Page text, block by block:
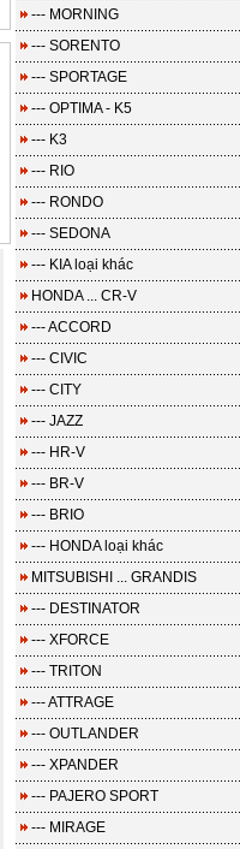
--- MORNING
--- SORENTO
--- SPORTAGE
--- OPTIMA - K5
--- K3
--- RIO
--- RONDO
--- SEDONA
--- KIA loại khác
HONDA ... CR-V
--- ACCORD
--- CIVIC
--- CITY
--- JAZZ
--- HR-V
--- BR-V
--- BRIO
--- HONDA loại khác
MITSUBISHI ... GRANDIS
--- DESTINATOR
--- XFORCE
--- TRITON
--- ATTRAGE
--- OUTLANDER
--- XPANDER
--- PAJERO SPORT
--- MIRAGE